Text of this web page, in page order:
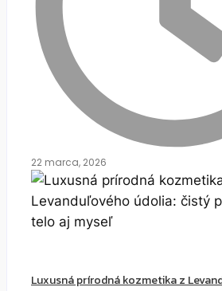
22 marca, 2026
Luxusná prírodná kozmetika z